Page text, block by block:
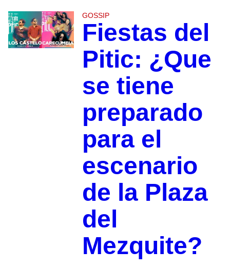
GOSSIP
Fiestas del
Pitic: ¿Que
se tiene
preparado
para el
escenario
de la Plaza
del
Mezquite?